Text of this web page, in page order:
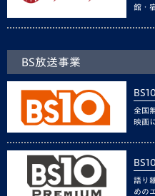
館・
BS放送事業
BS10
全国
映画
語り
めの